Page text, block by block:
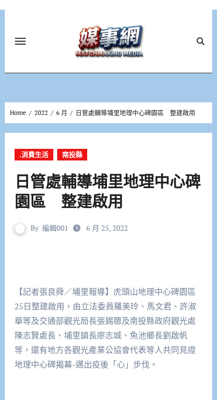
Home 2022 6 月 日管處輔導埔里地理中心碑園區 整建啟用
.消費生活 南投縣
日管處輔導埔里地理中心碑
園區 整建啟用
By 編輯001 6 月 25, 2022
【記者張良舜／埔里報導】虎頭山地理中心碑園區
25日整建啟用，由立法委員羅美玲、馬文君、許淑
華等及交通部觀光局長張錫聰及南投縣政府觀光處
陳志賢處長、埔里鎮長廖志城、魚池鄉長劉啟帆
等，還有地方各觀光產業公協會代表等人共同見證
地理中心碑揭幕-邁出疫後「心」步伐。